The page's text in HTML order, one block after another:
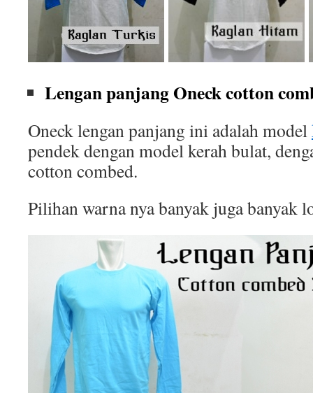
Lengan panjang Oneck cotton
Oneck lengan panjang ini adalah model
pendek dengan model kerah bulat,
cotton combed.
Pilihan warna nya banyak juga banyak